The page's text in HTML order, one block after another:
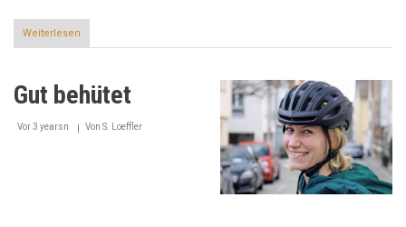
Weiterlesen
Einmal
zurück
Gut behütet
Vor 3 yearsn Von S. Loeffler